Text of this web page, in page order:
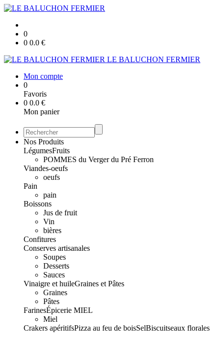
0
0 0.0 €
LE BALUCHON FERMIER
Mon compte
0
Favoris
0 0.0 €
Mon panier
Nos Produits
LégumesFruits
POMMES du Verger du Pré Ferron
Viandes-oeufs
oeufs
Pain
pain
Boissons
Jus de fruit
Vin
bières
Confitures
Conserves artisanales
Soupes
Desserts
Sauces
Vinaigre et huileGraines et Pâtes
Graines
Pâtes
FarinesÉpicerie MIEL
Miel
Crakers apéritifsPizza au feu de boisSelBiscuitseaux florales